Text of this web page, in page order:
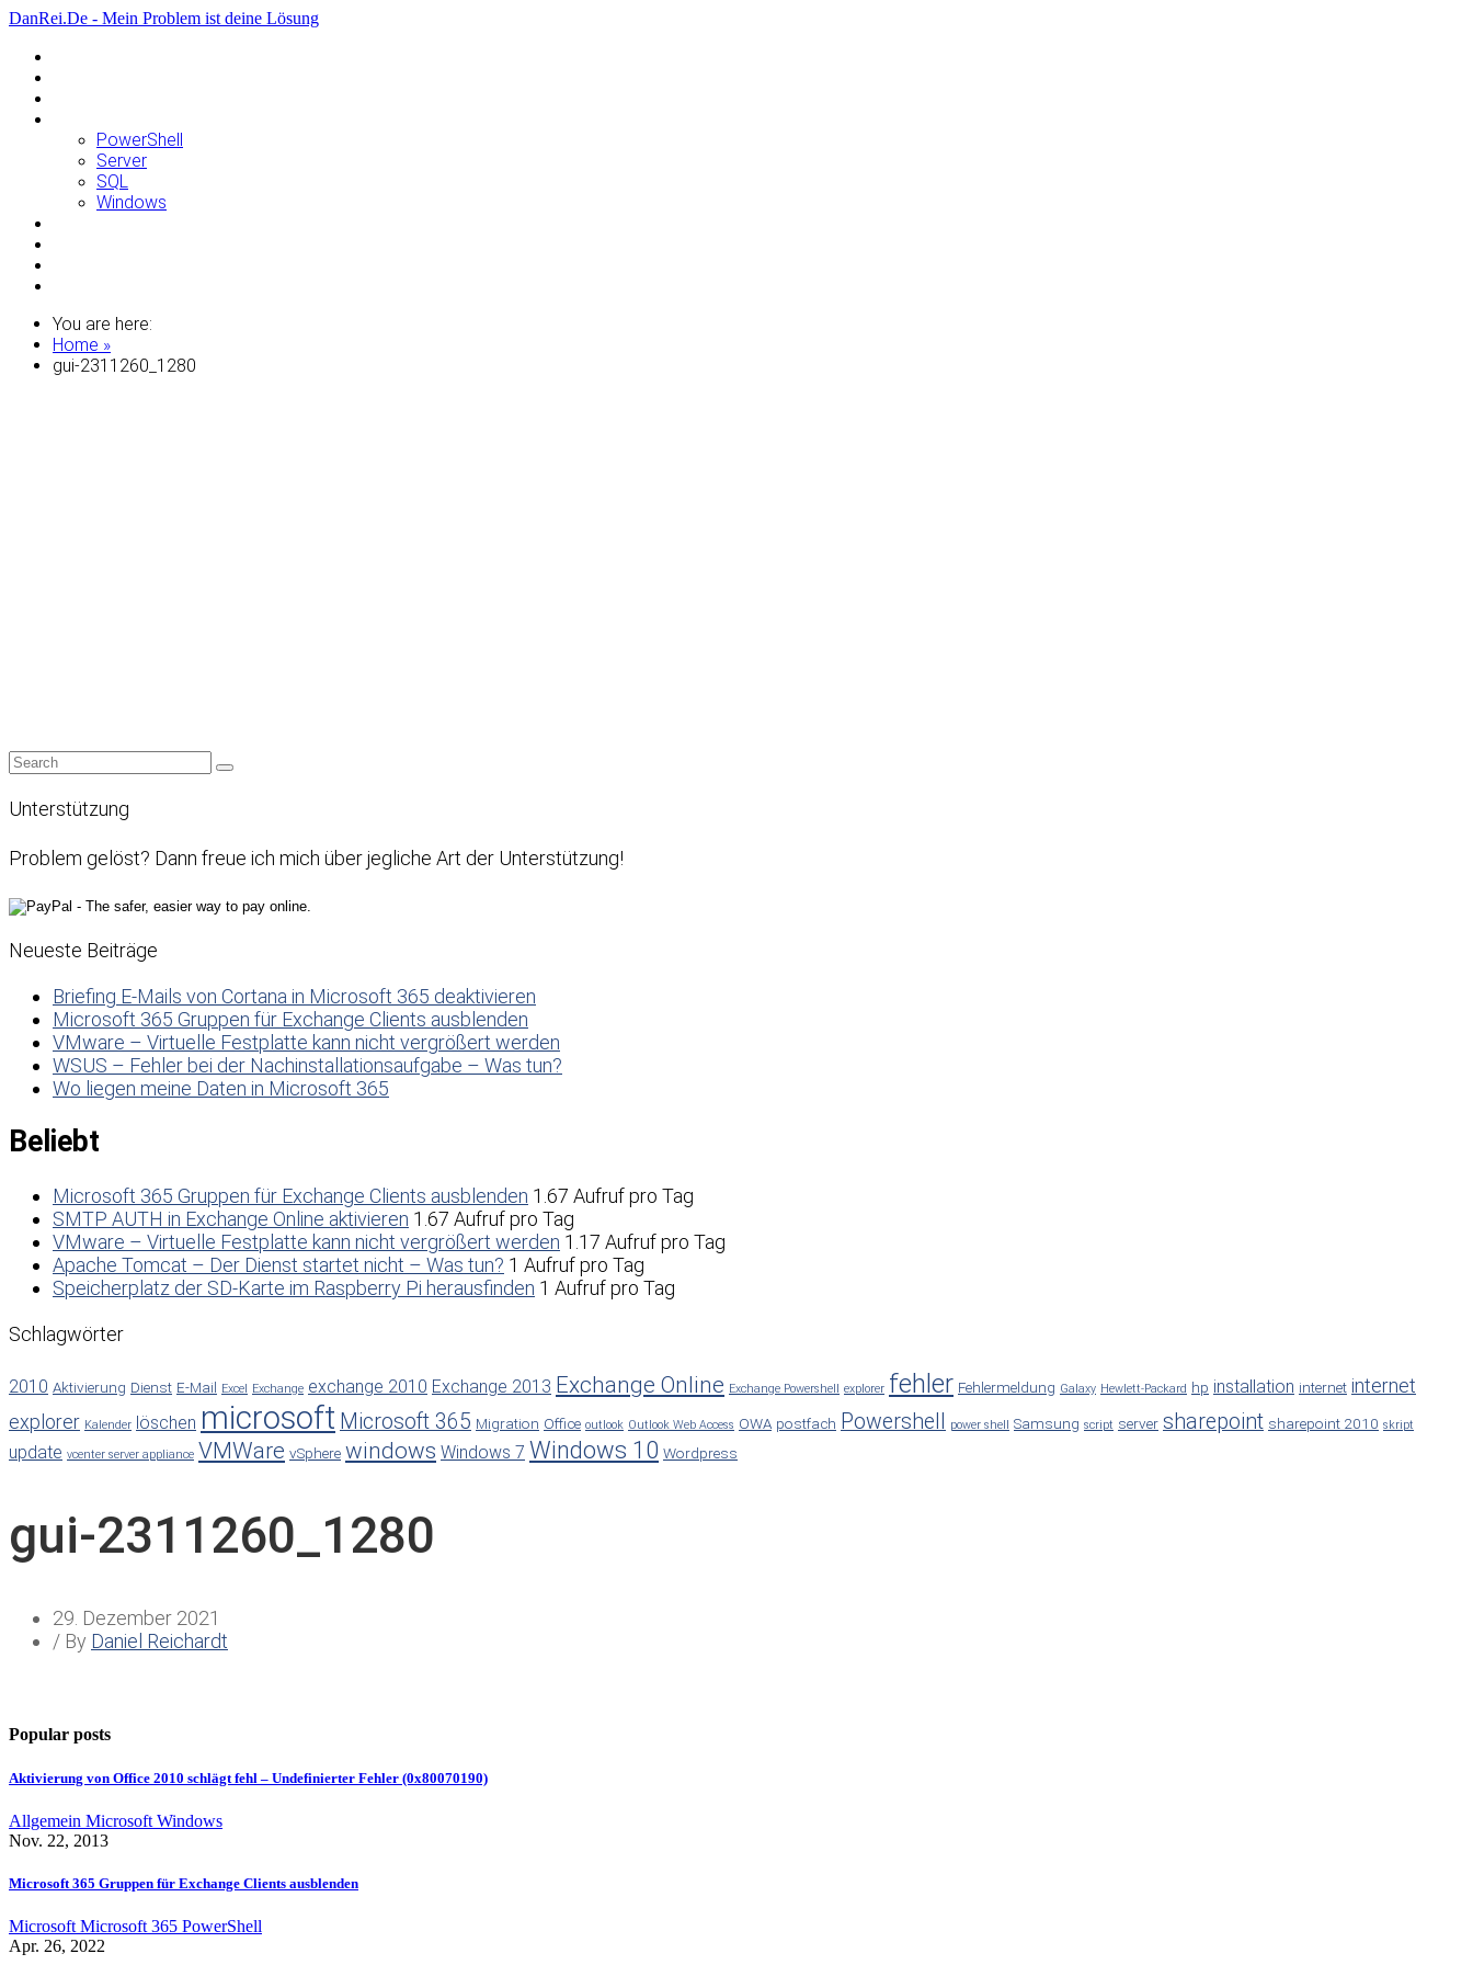
DanRei.De - Mein Problem ist deine Lösung
PowerShell
Server
SQL
Windows
You are here:
Home »
gui-2311260_1280
Unterstützung
Problem gelöst? Dann freue ich mich über jegliche Art der Unterstützung!
Neueste Beiträge
Briefing E-Mails von Cortana in Microsoft 365 deaktivieren
Microsoft 365 Gruppen für Exchange Clients ausblenden
VMware – Virtuelle Festplatte kann nicht vergrößert werden
WSUS – Fehler bei der Nachinstallationsaufgabe – Was tun?
Wo liegen meine Daten in Microsoft 365
Beliebt
Microsoft 365 Gruppen für Exchange Clients ausblenden 1.67 Aufruf pro Tag
SMTP AUTH in Exchange Online aktivieren 1.67 Aufruf pro Tag
VMware – Virtuelle Festplatte kann nicht vergrößert werden 1.17 Aufruf pro Tag
Apache Tomcat – Der Dienst startet nicht – Was tun? 1 Aufruf pro Tag
Speicherplatz der SD-Karte im Raspberry Pi herausfinden 1 Aufruf pro Tag
Schlagwörter
2010 Aktivierung Dienst E-Mail Excel Exchange exchange 2010 Exchange 2013 Exchange Online Exchange Powershell explorer fehler Fehlermeldung Galaxy Hewlett-Packard hp installation internet internet
explorer Kalender löschen microsoft Microsoft 365 Migration Office outlook Outlook Web Access OWA postfach Powershell power shell Samsung script server sharepoint sharepoint 2010 skript
update vcenter server appliance VMWare vSphere windows Windows 7 Windows 10 Wordpress
gui-2311260_1280
29. Dezember 2021
/ By Daniel Reichardt
Popular posts
Aktivierung von Office 2010 schlägt fehl – Undefinierter Fehler (0x80070190)
Allgemein Microsoft Windows
Nov. 22, 2013
Microsoft 365 Gruppen für Exchange Clients ausblenden
Microsoft Microsoft 365 PowerShell
Apr. 26, 2022